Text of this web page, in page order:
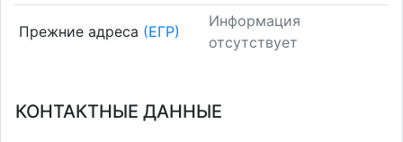
Прежние адреса (ЕГР)
Информация
отсутствует
КОНТАКТНЫЕ ДАННЫЕ